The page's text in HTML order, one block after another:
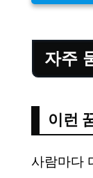
자주
이런
사람마다